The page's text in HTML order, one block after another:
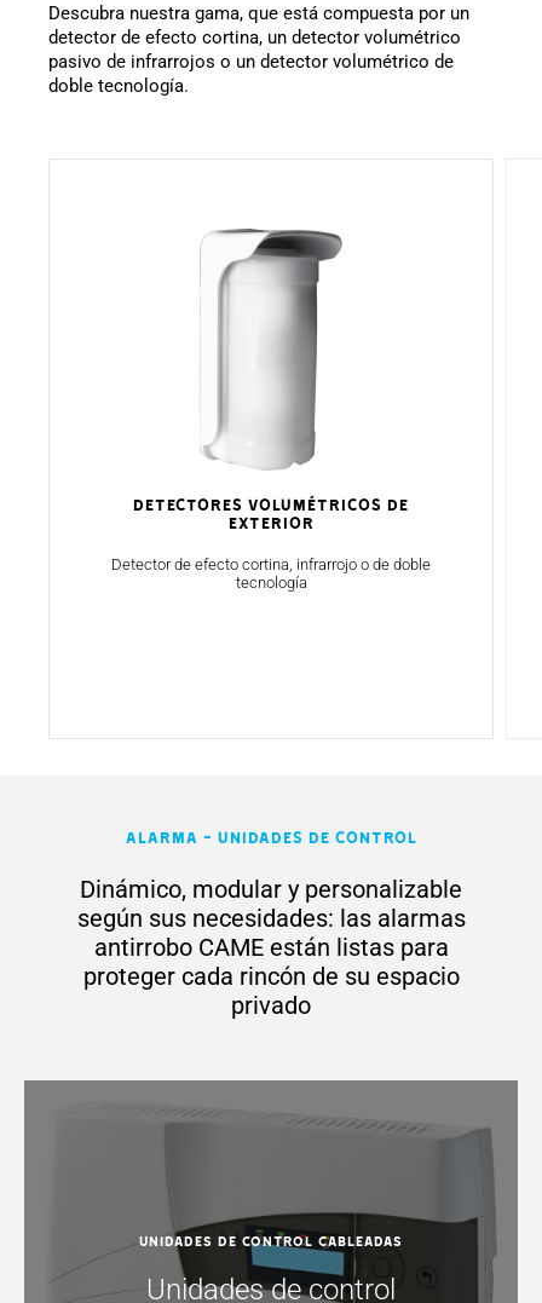
Descubra nuestra gama, que está compuesta por un
detector de efecto cortina, un detector volumétrico
pasivo de infrarrojos o un detector volumétrico de
doble tecnología.
Detectores volumétricos de
exterior
Detector de efecto cortina, infrarrojo o de doble
tecnología
Alarma - Unidades de control
Dinámico, modular y personalizable
según sus necesidades: las alarmas
antirrobo CAME están listas para
proteger cada rincón de su espacio
privado
Unidades de control cableadas
Unidades de control